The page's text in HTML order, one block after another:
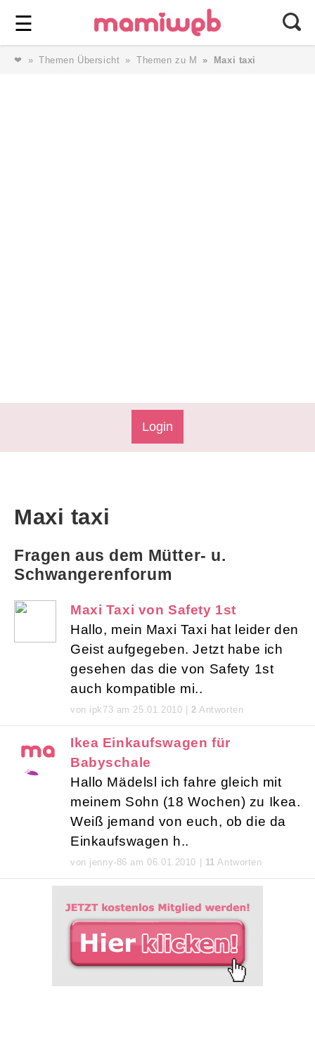
☰ ⎯ Wir lieben Familie ⎯
❤ Themen Übersicht Themen zu M Maxi taxi
Login
Maxi taxi
Fragen aus dem Mütter- u.
Schwangerenforum
Maxi Taxi von Safety 1st
Hallo, mein Maxi Taxi hat leider den
Geist aufgegeben. Jetzt habe ich
gesehen das die von Safety 1st
auch kompatible mi..
von ipk73 am 25.01.2010 | 2 Antworten
Ikea Einkaufswagen für
Babyschale
Hallo Mädelsl ich fahre gleich mit
meinem Sohn (18 Wochen) zu Ikea.
Weiß jemand von euch, ob die da
Einkaufswagen h..
von jenny-86 am 06.01.2010 | 11 Antworten